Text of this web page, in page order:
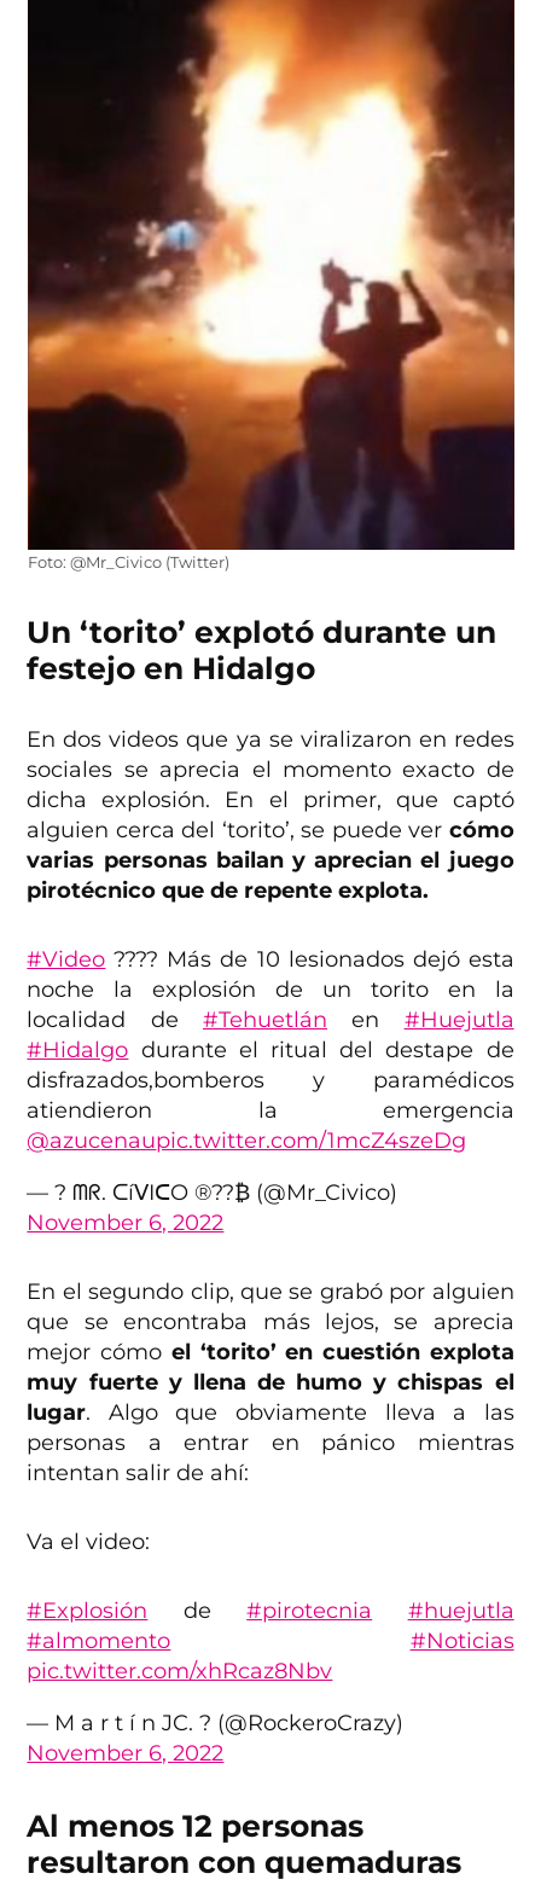
Foto: @Mr_Civico (Twitter)
Un ‘torito’ explotó durante un
festejo en Hidalgo
En dos videos que ya se viralizaron en redes
sociales se aprecia el momento exacto de
dicha explosión. En el primer, que captó
alguien cerca del ‘torito’, se puede ver cómo
varias personas bailan y aprecian el juego
pirotécnico que de repente explota.
#Video ???? Más de 10 lesionados dejó esta
noche la explosión de un torito en la
localidad de #Tehuetlán en #Huejutla
#Hidalgo durante el ritual del destape de
disfrazados,bomberos y paramédicos
atiendieron la emergencia
@azucenaupic.twitter.com/1mcZ4szeDg
— ?️ ᗰᖇ. ᑕíᐯIᑕO ®??₿ (@Mr_Civico)
November 6, 2022
En el segundo clip, que se grabó por alguien
que se encontraba más lejos, se aprecia
mejor cómo el ‘torito’ en cuestión explota
muy fuerte y llena de humo y chispas el
lugar. Algo que obviamente lleva a las
personas a entrar en pánico mientras
intentan salir de ahí:
Va el video:
#Explosión de#pirotecnia
#huejutla
#almomento
#Noticias
pic.twitter.com/xhRcaz8Nbv
— M a r t í n JC. ? (@RockeroCrazy)
November 6, 2022
Al menos 12 personas
resultaron con quemaduras